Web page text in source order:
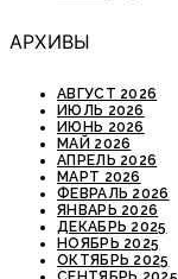
АРХИВЫ
АВГУСТ 2026
ИЮЛЬ 2026
ИЮНЬ 2026
МАЙ 2026
АПРЕЛЬ 2026
МАРТ 2026
ФЕВРАЛЬ 2026
ЯНВАРЬ 2026
ДЕКАБРЬ 2025
НОЯБРЬ 2025
ОКТЯБРЬ 2025